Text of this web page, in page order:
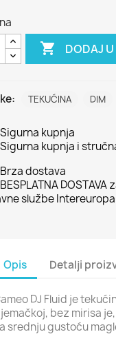
 DODAJ
TEKUĆINA DIM
Sigurna kupnja
Sigurna kupnja i
Brza dostava
BESPLATNA
službe
Opis Detalji
DJ Fluid je
bez mirisa
srednju gustoću